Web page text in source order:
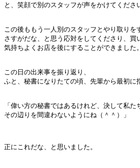
と、笑顔で別のスタッフが声をかけてくださ
この後ももう一人別のスタッフとやり取りを
さすがだな、と思う応対をしてくださり、買
気持ちよくお店を後にすることができました。
この日の出来事を振り返り、
ふと、秘書になりたての頃、先輩から最初
「偉い方の秘書ではあるけれど、決して私
その辺りを間違わないようにね（＾＾）」
正にこれだな、と思いました。